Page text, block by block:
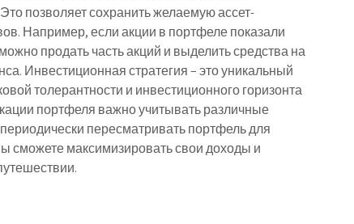
позволяет сохранить желаемую ассет-
Например, если акции в портфеле показали
продать часть акций и выделить средства на
Инвестиционная стратегия – это уникальный
толерантности и инвестиционного горизонта
портфеля важно учитывать различные
пересматривать портфель для
сможете максимизировать свои доходы и